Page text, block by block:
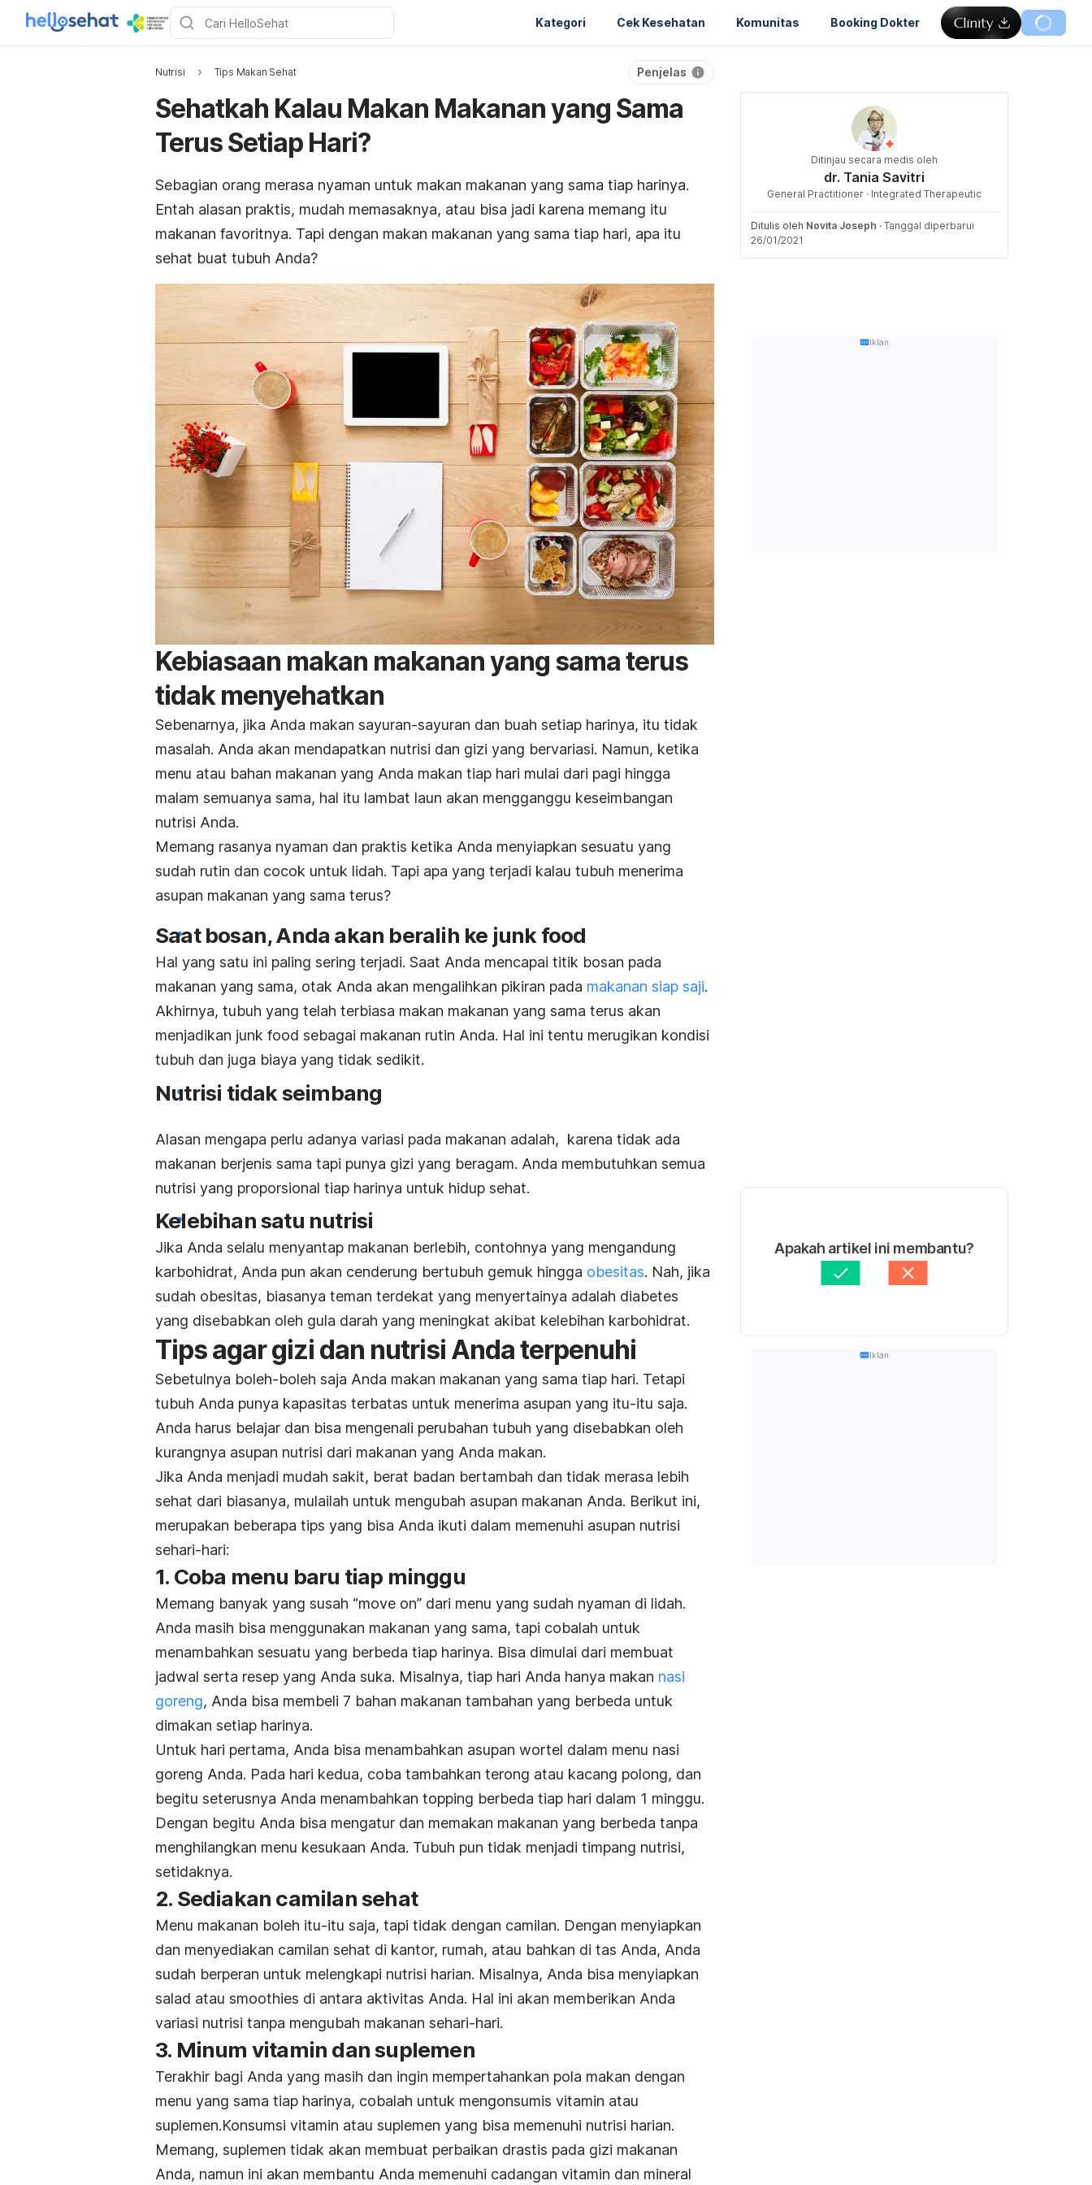
Kategori Cek Kesehatan Komunitas Booking Dokter
Nutrisi Tips Makan Sehat Penjelas
Sehatkah Kalau Makan Makanan yang Sama
Terus Setiap Hari?
Sebagian orang merasa nyaman untuk makan makanan yang sama tiap harinya.
Entah alasan praktis, mudah memasaknya, atau bisa jadi karena memang itu
makanan favoritnya. Tapi dengan makan makanan yang sama tiap hari, apa itu
sehat buat tubuh Anda?
Kebiasaan makan makanan yang sama terus
tidak menyehatkan
Sebenarnya, jika Anda makan sayuran-sayuran dan buah setiap harinya, itu tidak
masalah. Anda akan mendapatkan nutrisi dan gizi yang bervariasi. Namun, ketika
menu atau bahan makanan yang Anda makan tiap hari mulai dari pagi hingga
malam semuanya sama, hal itu lambat laun akan mengganggu keseimbangan
nutrisi Anda.
Memang rasanya nyaman dan praktis ketika Anda menyiapkan sesuatu yang
sudah rutin dan cocok untuk lidah. Tapi apa yang terjadi kalau tubuh menerima
asupan makanan yang sama terus?
Saat bosan, Anda akan beralih ke junk food
Hal yang satu ini paling sering terjadi. Saat Anda mencapai titik bosan pada
makanan yang sama, otak Anda akan mengalihkan pikiran pada makanan siap saji.
Akhirnya, tubuh yang telah terbiasa makan makanan yang sama terus akan
menjadikan junk food sebagai makanan rutin Anda. Hal ini tentu merugikan kondisi
tubuh dan juga biaya yang tidak sedikit.
Nutrisi tidak seimbang
Alasan mengapa perlu adanya variasi pada makanan adalah, karena tidak ada
makanan berjenis sama tapi punya gizi yang beragam. Anda membutuhkan semua
nutrisi yang proporsional tiap harinya untuk hidup sehat.
Kelebihan satu nutrisi
Jika Anda selalu menyantap makanan berlebih, contohnya yang mengandung
karbohidrat, Anda pun akan cenderung bertubuh gemuk hingga obesitas. Nah, jika
sudah obesitas, biasanya teman terdekat yang menyertainya adalah diabetes
yang disebabkan oleh gula darah yang meningkat akibat kelebihan karbohidrat.
Tips agar gizi dan nutrisi Anda terpenuhi
Sebetulnya boleh-boleh saja Anda makan makanan yang sama tiap hari. Tetapi
tubuh Anda punya kapasitas terbatas untuk menerima asupan yang itu-itu saja.
Anda harus belajar dan bisa mengenali perubahan tubuh yang disebabkan oleh
kurangnya asupan nutrisi dari makanan yang Anda makan.
Jika Anda menjadi mudah sakit, berat badan bertambah dan tidak merasa lebih
sehat dari biasanya, mulailah untuk mengubah asupan makanan Anda. Berikut ini,
merupakan beberapa tips yang bisa Anda ikuti dalam memenuhi asupan nutrisi
sehari-hari:
1. Coba menu baru tiap minggu
Memang banyak yang susah “move on” dari menu yang sudah nyaman di lidah.
Anda masih bisa menggunakan makanan yang sama, tapi cobalah untuk
menambahkan sesuatu yang berbeda tiap harinya. Bisa dimulai dari membuat
jadwal serta resep yang Anda suka. Misalnya, tiap hari Anda hanya makan nasi
goreng, Anda bisa membeli 7 bahan makanan tambahan yang berbeda untuk
dimakan setiap harinya.
Untuk hari pertama, Anda bisa menambahkan asupan wortel dalam menu nasi
goreng Anda. Pada hari kedua, coba tambahkan terong atau kacang polong, dan
begitu seterusnya Anda menambahkan topping berbeda tiap hari dalam 1 minggu.
Dengan begitu Anda bisa mengatur dan memakan makanan yang berbeda tanpa
menghilangkan menu kesukaan Anda. Tubuh pun tidak menjadi timpang nutrisi,
setidaknya.
2. Sediakan camilan sehat
Menu makanan boleh itu-itu saja, tapi tidak dengan camilan. Dengan menyiapkan
dan menyediakan camilan sehat di kantor, rumah, atau bahkan di tas Anda, Anda
sudah berperan untuk melengkapi nutrisi harian. Misalnya, Anda bisa menyiapkan
salad atau smoothies di antara aktivitas Anda. Hal ini akan memberikan Anda
variasi nutrisi tanpa mengubah makanan sehari-hari.
3. Minum vitamin dan suplemen
Terakhir bagi Anda yang masih dan ingin mempertahankan pola makan dengan
menu yang sama tiap harinya, cobalah untuk mengonsumis vitamin atau
suplemen.Konsumsi vitamin atau suplemen yang bisa memenuhi nutrisi harian.
Memang, suplemen tidak akan membuat perbaikan drastis pada gizi makanan
Anda, namun ini akan membantu Anda memenuhi cadangan vitamin dan mineral
Ditinjau secara medis oleh
dr. Tania Savitri
General Practitioner · Integrated Therapeutic
Ditulis oleh Novita Joseph · Tanggal diperbarui
26/01/2021
Iklan
Apakah artikel ini membantu?
Iklan